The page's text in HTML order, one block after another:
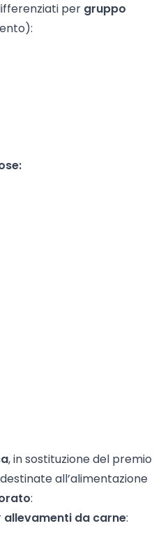
per gruppo
, in sostituzione del premio
all’alimentazione
:
allevamenti da carne: